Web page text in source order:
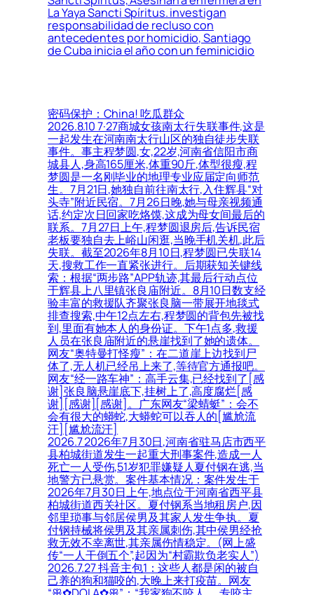
La Yaya Sancti Spíritus. investigan
responsabilidad de recluso con
antecedentes por homicidio, Santiago
de Cuba inicia el año con un feminicidio
密码保护：China! 吃瓜群众
2026.8.10 7·27商城女孩南太行失联事件,这是
一起发生在河南南太行山区的独自徒步失联
事件。事主程梦圆,女,22岁,河南省信阳市商
城县人,身高165厘米,体重90斤,体型很瘦,程
梦圆是一名刚毕业的地理专业应届定向师范
生。7月21日,她独自前往南太行,入住辉县“对
头寺”附近民宿。7月26日晚,她与母亲视频通
话,约定次日回家吃烙馍,这成为母女间最后的
联系。7月27日上午,程梦圆退房后,告诉民宿
老板要独自去上峪山闲逛,当晚手机关机,此后
失联。截至2026年8月10日,程梦圆已失联14
天,搜救工作一直紧张进行。后期获知关键线
索：根据“两步路”APP轨迹,其最后行动点位
于辉县上八里镇张良庙附近。8月10日数支经
验丰富的救援队齐聚张良脑一带展开地毯式
排查搜索,中午12点左右,程梦圆的背包先被找
到,里面有她本人的身份证。下午1点多,救援
人员在张良庙附近的悬崖找到了她的遗体。
网友“奥特曼打怪瘦”：在二道崖上边找到尸
体了,无人机已经吊上来了,等待官方通报吧。
网友“经一路车神”：高手云集,已经找到了[感
谢]张良脑悬崖底下,挂树上了,高度腐烂[感
谢][感谢][感谢]。广东网友“梁蜻蜓”：会不
会有很大的蟒蛇,大蟒蛇可以吞人的[尴尬流
汗][尴尬流汗]
2026.7 2026年7月30日,河南省驻马店市西平
县柏城街道发生一起重大刑事案件,造成一人
死亡一人受伤,51岁犯罪嫌疑人夏付钢在逃,当
地警方已悬赏。案件基本情况：案件发生于
2026年7月30日上午,地点位于河南省西平县
柏城街道西关社区。夏付钢系当地租房户,因
邻里琐事与邻居侯男及其家人发生争执。夏
付钢持械将侯男及其亲属刺伤,其中侯男经抢
救无效不幸离世,其亲属伤情稳定。(网上盛
传“一人干倒五个”,起因为“村霸欺负老实人”)
2026.7.27 抖音主包1：这些人都是闲的被自
己养的狗和猫咬的,大晚上来打疫苗。网友